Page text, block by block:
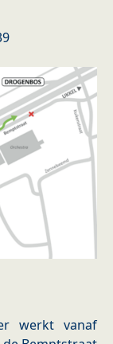
werkt vanaf